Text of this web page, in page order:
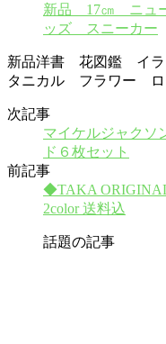
新品 17㎝ ニュ
ッズ スニーカー
新品洋書 花図鑑 イ
タニカル フラワー ロ
次記事
マイケルジャク
ド６枚セット
前記事
◆TAKA
2color 送料込
話題の記事